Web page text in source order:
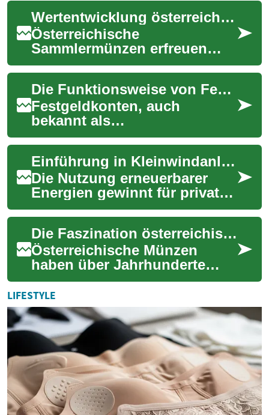
Wertentwicklung österreichischer Sammlermünzen global
Österreichische
Sammlermünzen erfreuen
sich weltweit großer
Beliebtheit und sind für ihre
hohe Prägequalität sowie ih...
Die Funktionsweise von Festgeldkonten
Festgeldkonten, auch
bekannt als
Termingeldeinlagen, sind
eine beliebte Sparform für
Einzelpersonen und
Unternehmen, ...
Einführung in Kleinwindanlagen für private Haushalte
Die Nutzung erneuerbarer
Energien gewinnt für private
Haushalte zunehmend an
Bedeutung. Neben der
Photovoltaik rücken...
Die Faszination österreichischer Münzen international
Österreichische Münzen
haben über Jahrhunderte
hinweg eine reiche
Geschichte und eine
beeindruckende Vielfalt
entwick...
LIFESTYLE